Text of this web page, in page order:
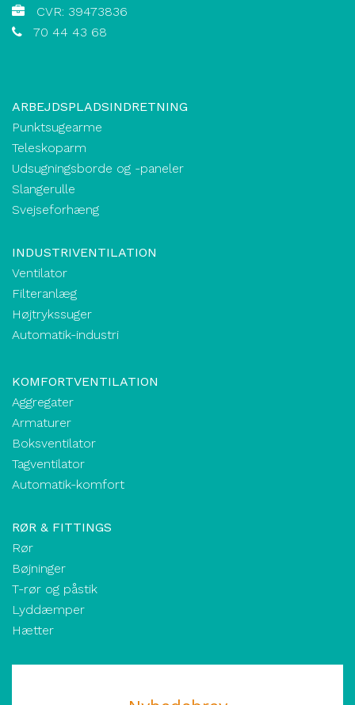
CVR: 39473836
70 44 43 68
ARBEJDSPLADSINDRETNING
Punktsugearme
Teleskoparm
Udsugningsborde og -paneler
Slangerulle
Svejseforhæng
INDUSTRIVENTILATION
Ventilator
Filteranlæg
Højtrykssuger
Automatik-industri
KOMFORTVENTILATION
Aggregater
Armaturer
Boksventilator
Tagventilator
Automatik-komfort
RØR & FITTINGS
Rør
Bøjninger
T-rør og påstik
Lyddæmper
Hætter